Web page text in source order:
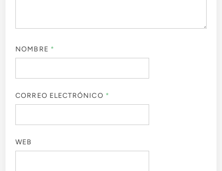
NOMBRE *
CORREO ELECTRÓNICO *
WEB